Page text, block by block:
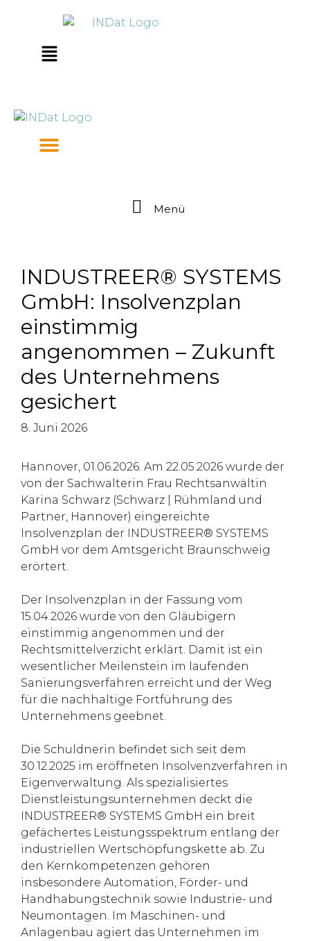
Main
Menü
INDUSTREER® SYSTEMS
GmbH: Insolvenzplan
einstimmig
angenommen – Zukunft
des Unternehmens
gesichert
8. Juni 2026
Hannover, 01.06.2026. Am 22.05.2026 wurde der
von der Sachwalterin Frau Rechtsanwältin
Karina Schwarz (Schwarz | Rühmland und
Partner, Hannover) eingereichte
Insolvenzplan der INDUSTREER® SYSTEMS
GmbH vor dem Amtsgericht Braunschweig
erörtert.
Der Insolvenzplan in der Fassung vom
15.04.2026 wurde von den Gläubigern
einstimmig angenommen und der
Rechtsmittelverzicht erklärt. Damit ist ein
wesentlicher Meilenstein im laufenden
Sanierungsverfahren erreicht und der Weg
für die nachhaltige Fortführung des
Unternehmens geebnet.
Die Schuldnerin befindet sich seit dem
30.12.2025 im eröffneten Insolvenzverfahren in
Eigenverwaltung. Als spezialisiertes
Dienstleistungsunternehmen deckt die
INDUSTREER® SYSTEMS GmbH ein breit
gefächertes Leistungsspektrum entlang der
industriellen Wertschöpfungskette ab. Zu
den Kernkompetenzen gehören
insbesondere Automation, Förder- und
Handhabungstechnik sowie Industrie- und
Neumontagen. Im Maschinen- und
Anlagenbau agiert das Unternehmen im